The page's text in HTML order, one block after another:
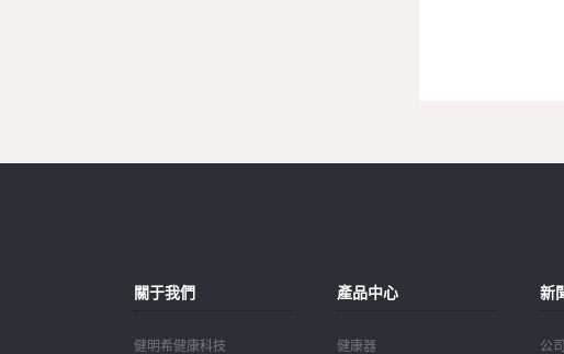
關于我們
健明希健康科技
產品中心
健康器
新
公